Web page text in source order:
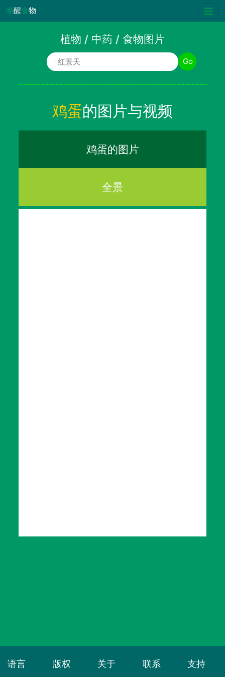
唤醒食物
植物 / 中药 / 食物图片
植物/中药/食物名称 Go
鸡蛋的图片与视频
鸡蛋的图片
全景
语言 版权 关于 联系 支持